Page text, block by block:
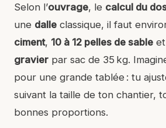
Selon l’ouvrage, le calcul du
une dalle classique, il faut
ciment, 10 à 12 pelles de sable et
gravier par sac de 35 kg.
pour une grande tablée : tu
suivant la taille de ton chantier,
bonnes proportions.